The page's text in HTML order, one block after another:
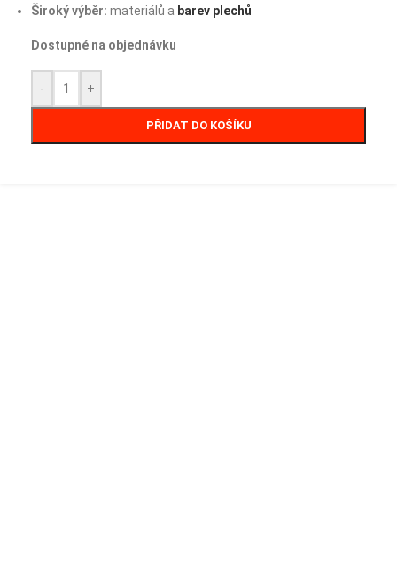
Široký výběr: materiálů a barev plechů
Dostupné na objednávku
- +
PŘIDAT DO KOŠÍKU